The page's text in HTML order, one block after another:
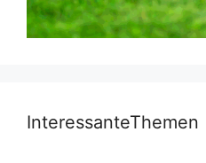
InteressanteThemen